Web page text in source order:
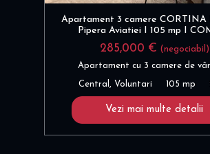
Apartament 3 camere CORTINA
Pipera Aviatiei I 105 mp I
285,000 € (negociabil)
Apartament cu 3 camere de
Central, Voluntari 105 mp
Vezi mai multe detalii